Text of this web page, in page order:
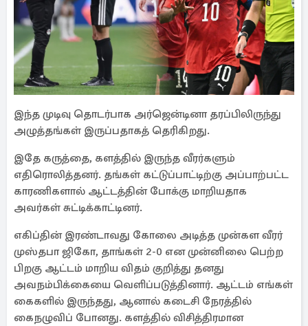
இந்த முடிவு தொடர்பாக அர்ஜென்டினா தரப்பிலிருந்து
அழுத்தங்கள் இருப்பதாகத் தெரிகிறது.
இதே கருத்தை, களத்தில் இருந்த வீரர்களும்
எதிரொலித்தனர். தங்கள் கட்டுப்பாட்டிற்கு அப்பாற்பட்ட
காரணிகளால் ஆட்டத்தின் போக்கு மாறியதாக
அவர்கள் சுட்டிக்காட்டினர்.
எகிப்தின் இரண்டாவது கோலை அடித்த முன்கள வீரர்
முஸ்தபா ஜிகோ, தாங்கள் 2-0 என முன்னிலை பெற்ற
பிறகு ஆட்டம் மாறிய விதம் குறித்து தனது
அவநம்பிக்கையை வெளிப்படுத்தினார். ஆட்டம் எங்கள்
கைகளில் இருந்தது, ஆனால் கடைசி நேரத்தில்
கைநழுவிப் போனது. களத்தில் விசித்திரமான